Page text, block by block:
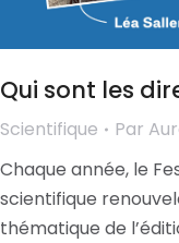
Qui sont les
Scientifique Par
Chaque année, le
scientifique
thématique de